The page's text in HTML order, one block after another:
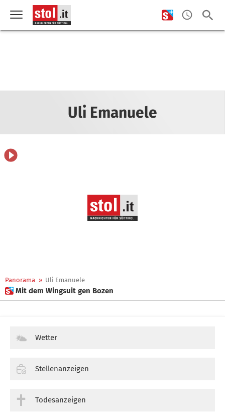
Uli Emanuele
Panorama » Uli Emanuele
 Mit dem Wingsuit gen Bozen
Wetter
Stellenanzeigen
Todesanzeigen